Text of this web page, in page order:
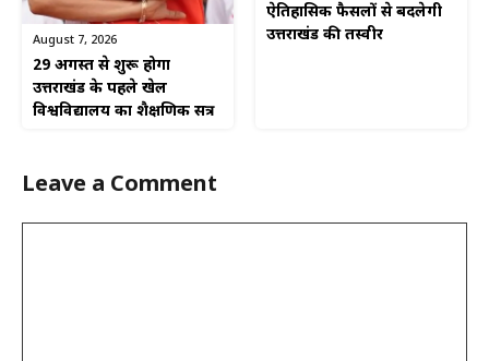
August 7, 2026
29 अगस्त से शुरू होगा
उत्तराखंड के पहले खेल
विश्वविद्यालय का शैक्षणिक सत्र
ऐतिहासिक फैसलों से बदलेगी
उत्तराखंड की तस्वीर
Leave a Comment